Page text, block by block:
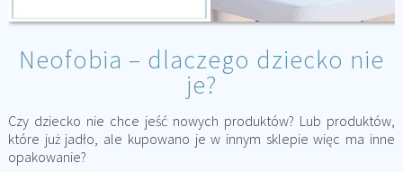
Neofobia – dlaczego dziecko nie
je?
Czy dziecko nie chce jeść nowych produktów? Lub produktów,
które już jadło, ale kupowano je w innym sklepie więc ma inne
opakowanie?